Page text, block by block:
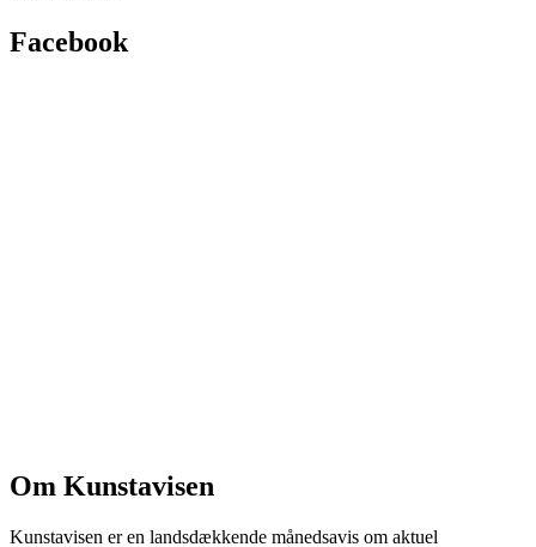
Facebook
Om Kunstavisen
Kunstavisen er en landsdækkende månedsavis om aktuel